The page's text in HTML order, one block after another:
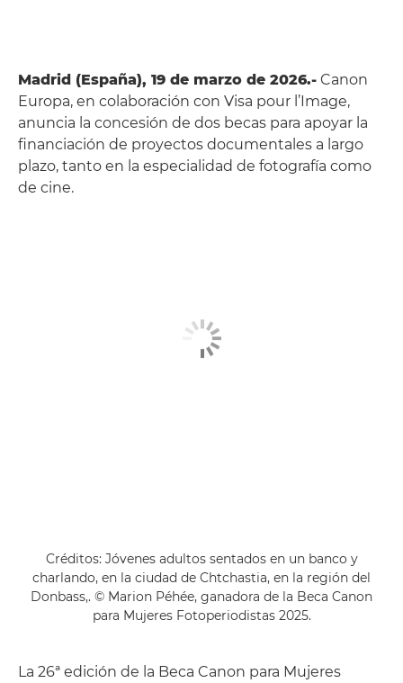
Madrid (España), 19 de marzo de 2026.- Canon
Europa, en colaboración con Visa pour l’Image,
anuncia la concesión de dos becas para apoyar la
financiación de proyectos documentales a largo
plazo, tanto en la especialidad de fotografía como
de cine.
Créditos: Jóvenes adultos sentados en un banco y
charlando, en la ciudad de Chtchastia, en la región del
Donbass,. © Marion Péhée, ganadora de la Beca Canon
para Mujeres Fotoperiodistas 2025.
La 26ª edición de la Beca Canon para Mujeres